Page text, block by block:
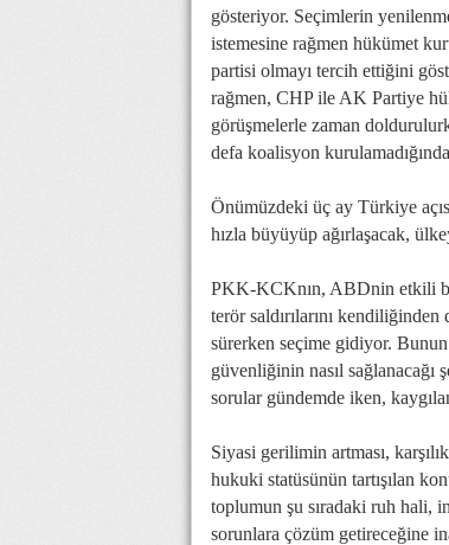
gösteriyor. Seçimlerin
istemesine rağmen hükümet
partisi olmayı tercih ettiğini
rağmen, CHP ile AK Partiye
görüşmelerle zaman
defa koalisyon
Önümüzdeki üç ay Türkiye
hızla büyüyüp ağırlaşacak,
PKK-KCKnın, ABDnin etkili
terör saldırılarını
sürerken seçime gidiyor.
güvenliğinin nasıl sağlanacağı
sorular gündemde iken,
Siyasi gerilimin artması,
hukuki statüsünün tartışılan
toplumun şu sıradaki ruh hali,
sorunlara çözüm getireceğine